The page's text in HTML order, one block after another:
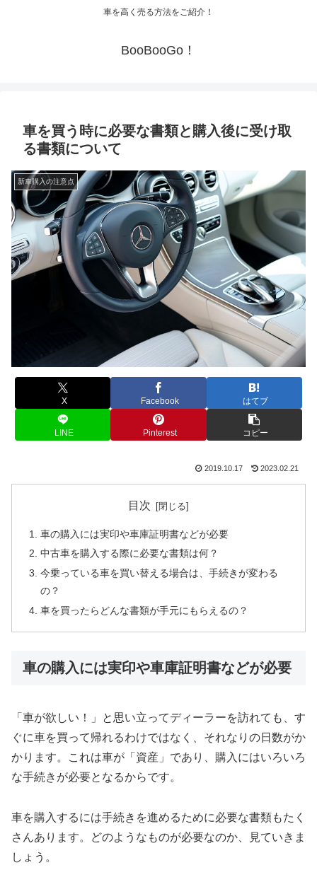
車を高く売る方法をご紹介！
BooBooGo！
車を買う時に必要な書類と購入後に受け取
る書類について
新車購入の注意点
X Facebook はてブ
LINE Pinterest コピー
2019.10.17 2023.02.21
目次
車の購入には実印や車庫証明書などが必要
中古車を購入する際に必要な書類は何？
今乗っている車を買い替える場合は、手続きが変わる
の？
車を買ったらどんな書類が手元にもらえるの？
車の購入には実印や車庫証明書などが必要
「車が欲しい！」と思い立ってディーラーを訪れても、す
ぐに車を買って帰れるわけではなく、それなりの日数がか
かります。これは車が「資産」であり、購入にはいろいろ
な手続きが必要となるからです。
車を購入するには手続きを進めるために必要な書類もたく
さんあります。どのようなものが必要なのか、見ていきま
しょう。